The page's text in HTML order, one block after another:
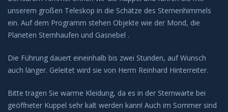
unserem großen Teleskop in die Schätze des Sternenhimmels
ein. Auf dem Programm stehen Objekte wie der Mond, die
Planeten Sternhaufen und Gasnebel .
Die Führung dauert eineinhalb bis zwei Stunden, auf Wunsch
auch länger. Geleitet wird sie von Herrn Reinhard Hinterreiter.
Bitte tragen Sie warme Kleidung, da es in der Sternwarte bei
geöffneter Kuppel sehr kalt werden kann! Auch im Sommer sind